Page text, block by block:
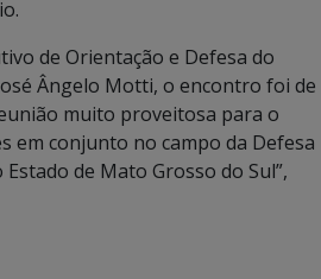
de Orientação e Defesa do
Ângelo Motti, o encontro foi de
muito proveitosa para o
em conjunto no campo da Defesa
de Mato Grosso do Sul”,